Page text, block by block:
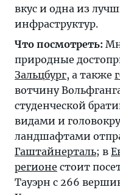
вкус и одна из
инфраструктур.
Что посмотреть:
природные
Зальцбург, а также
вотчину
студенческой
видами и
ландшафтами
Гаштайнерталь; в
регионе стоит
Тауэрн с 266